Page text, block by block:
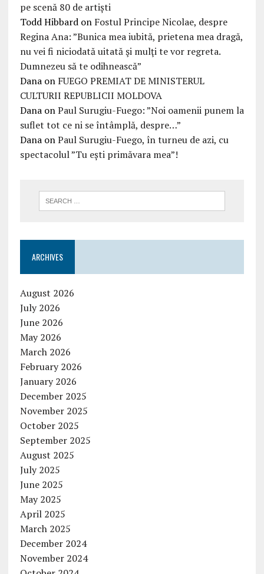
pe scenă 80 de artiști
Todd Hibbardon Fostul Principe Nicolae, despre
Regina Ana: ”Bunica mea iubită, prietena mea dragă,
nu vei fi niciodată uitată şi mulţi te vor regreta.
Dumnezeu să te odihnească”
Danaon FUEGO PREMIAT DE MINISTERUL
CULTURII REPUBLICII MOLDOVA
DanaonPaul Surugiu-Fuego: ”Noi oamenii punem la
suflet tot ce ni se întâmplă, despre…”
DanaonPaul Surugiu-Fuego, în turneu de azi, cu
spectacolul ”Tu ești primăvara mea”!
ARCHIVES
August 2026
July 2026
June 2026
May 2026
March 2026
February 2026
January 2026
December 2025
November 2025
October 2025
September 2025
August 2025
July 2025
June 2025
May 2025
April 2025
March 2025
December 2024
November 2024